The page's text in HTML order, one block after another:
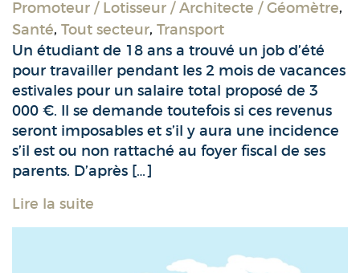
Promoteur / Lotisseur / Architecte / Géomètre,
Santé, Tout secteur, Transport
Un étudiant de 18 ans a trouvé un job d’été
pour travailler pendant les 2 mois de vacances
estivales pour un salaire total proposé de 3
000 €. Il se demande toutefois si ces revenus
seront imposables et s’il y aura une incidence
s’il est ou non rattaché au foyer fiscal de ses
parents. D’après […]
Lire la suite